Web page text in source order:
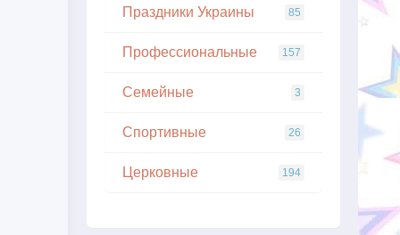
Праздники Украины 85
Профессиональные 157
Семейные 3
Спортивные 26
Церковные 194